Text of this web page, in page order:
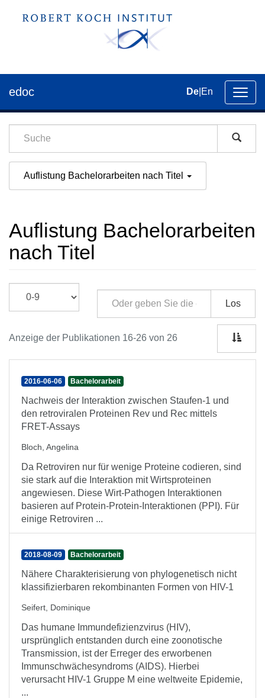
der
edoc De En
Auflistung Bachelorarbeiten nach Titel
Auflistung Bachelorarbeiten
nach Titel
Los
Anzeige der Publikationen 16-26 von 26
2016-06-06 Bachelorarbeit
Nachweis der Interaktion zwischen Staufen-1 und
den retroviralen Proteinen Rev und Rec mittels
FRET-Assays
Bloch, Angelina
Da Retroviren nur für wenige Proteine codieren, sind
sie stark auf die Interaktion mit Wirtsproteinen
angewiesen. Diese Wirt-Pathogen Interaktionen
basieren auf Protein-Protein-Interaktionen (PPI). Für
einige Retroviren ...
2018-08-09 Bachelorarbeit
Nähere Charakterisierung von phylogenetisch nicht
klassifizierbaren rekombinanten Formen von HIV-1
Seifert, Dominique
Das humane Immundefizienzvirus (HIV),
ursprünglich entstanden durch eine zoonotische
Transmission, ist der Erreger des erworbenen
Immunschwächesyndroms (AIDS). Hierbei
verursacht HIV-1 Gruppe M eine weltweite Epidemie,
...